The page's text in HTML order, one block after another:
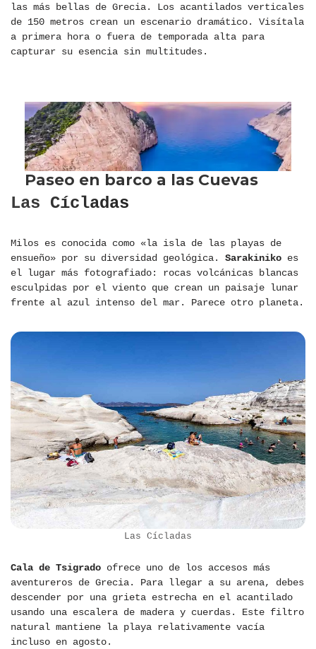
las más bellas de Grecia. Los acantilados verticales
de 150 metros crean un escenario dramático. Visítala
a primera hora o fuera de temporada alta para
capturar su esencia sin multitudes.
Las Cícladas
Milos es conocida como «la isla de las playas de
ensueño» por su diversidad geológica. Sarakiniko es
el lugar más fotografiado: rocas volcánicas blancas
esculpidas por el viento que crean un paisaje lunar
frente al azul intenso del mar. Parece otro planeta.
Las Cícladas
Cala de Tsigrado ofrece uno de los accesos más
aventureros de Grecia. Para llegar a su arena, debes
descender por una grieta estrecha en el acantilado
usando una escalera de madera y cuerdas. Este filtro
natural mantiene la playa relativamente vacía
incluso en agosto.